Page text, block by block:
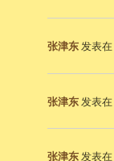
张津东发表在
张津东发表在
张津东发表在